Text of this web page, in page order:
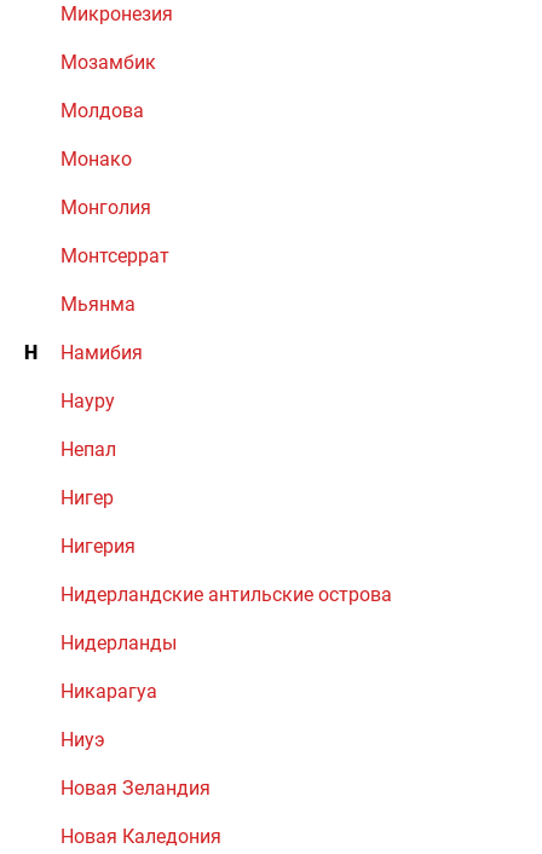
Микронезия
Мозамбик
Молдова
Монако
Монголия
Монтсеррат
Мьянма
Н Намибия
Науру
Непал
Нигер
Нигерия
Нидерландские антильские острова
Нидерланды
Никарагуа
Ниуэ
Новая Зеландия
Новая Каледония